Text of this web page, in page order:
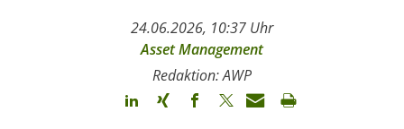
24.06.2026, 10:37 Uhr
Asset Management
Redaktion: AWP